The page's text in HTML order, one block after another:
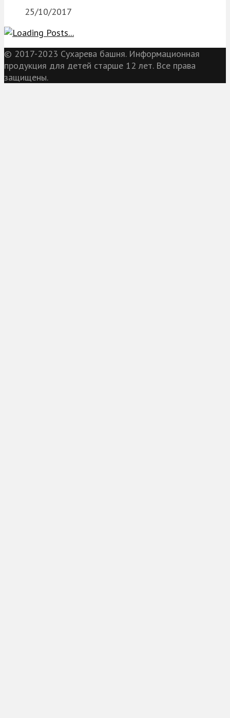
25/10/2017
© 2017-2023 Сухарева башня. Информационная
продукция для детей старше 12 лет. Все права
защищены.